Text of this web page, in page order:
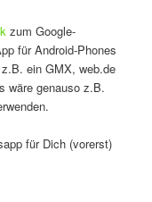
zum Google-
für Android-Phones
ein GMX, web.de
wäre genauso z.B.
für Dich (vorerst)